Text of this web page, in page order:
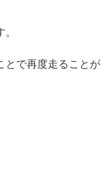
とで再度走ることが